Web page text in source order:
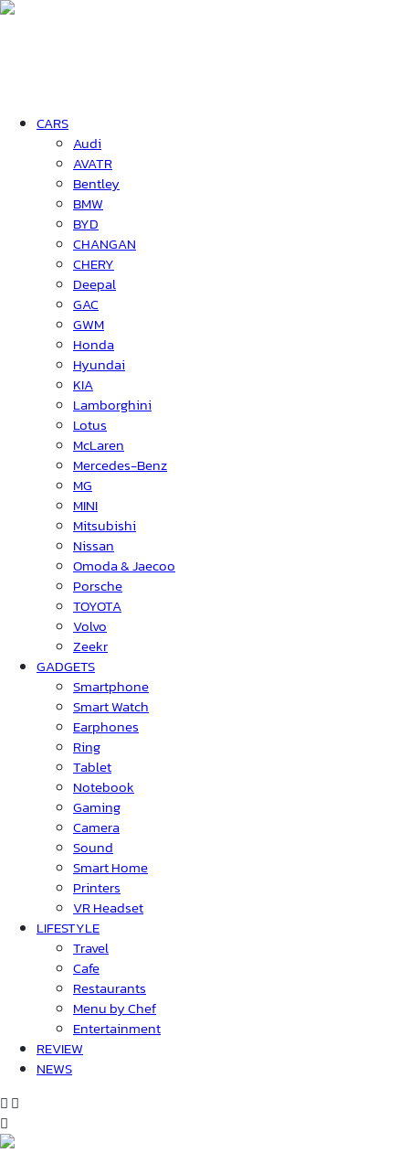
CARS
Audi
AVATR
Bentley
BMW
BYD
CHANGAN
CHERY
Deepal
GAC
GWM
Honda
Hyundai
KIA
Lamborghini
Lotus
McLaren
Mercedes-Benz
MG
MINI
Mitsubishi
Nissan
Omoda & Jaecoo
Porsche
TOYOTA
Volvo
Zeekr
GADGETS
Smartphone
Smart Watch
Earphones
Ring
Tablet
Notebook
Gaming
Camera
Sound
Smart Home
Printers
VR Headset
LIFESTYLE
Travel
Cafe
Restaurants
Menu by Chef
Entertainment
REVIEW
NEWS